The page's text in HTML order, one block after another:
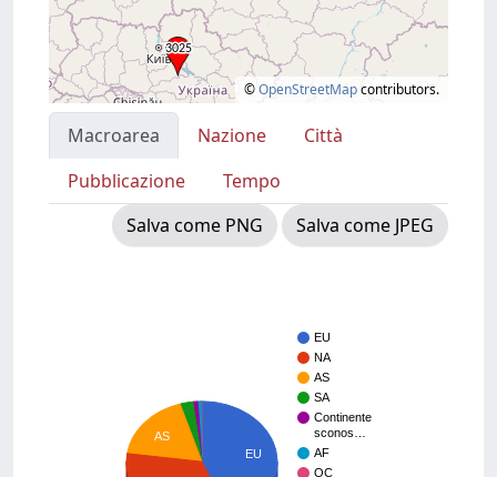
©OpenStreetMapcontributors.
Macroarea Nazione
Città
Pubblicazione
Tempo
Salva come PNG
Salva come JPEG
EU
NA
AS
SA
Continente
sconos…
AF
OC
EU
AS